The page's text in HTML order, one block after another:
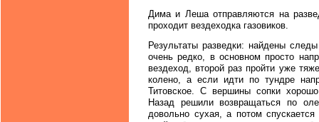
Дима и Леша отправляются на
проходит вездеходка газовиков.
Результаты разведки: найдены
очень редко, в основном просто
вездеход, второй раз пройти уже
колено, а если идти по тундре
Титовское. С вершины сопки
Назад решили возвращаться по
довольно сухая, а потом